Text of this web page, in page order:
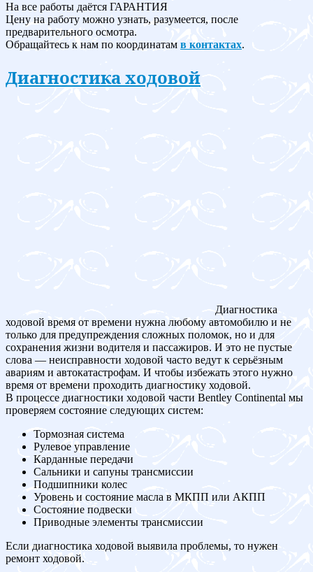
На все работы даётся ГАРАНТИЯ
Цену на работу можно узнать, разумеется, после
предварительного осмотра.
Обращайтесь к нам по координатам в контактах.
Диагностика ходовой
Диагностика
ходовой время от времени нужна любому автомобилю и не
только для предупреждения сложных поломок, но и для
сохранения жизни водителя и пассажиров. И это не пустые
слова — неисправности ходовой часто ведут к серьёзным
авариям и автокатастрофам. И чтобы избежать этого нужно
время от времени проходить диагностику ходовой.
В процессе диагностики ходовой части Bentley Continental мы
проверяем состояние следующих систем:
Тормозная система
Рулевое управление
Карданные передачи
Сальники и сапуны трансмиссии
Подшипники колес
Уровень и состояние масла в МКПП или АКПП
Состояние подвески
Приводные элементы трансмиссии
Если диагностика ходовой выявила проблемы, то нужен
ремонт ходовой.